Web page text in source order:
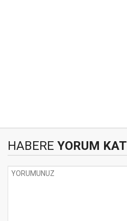
HABERE YORUM KAT